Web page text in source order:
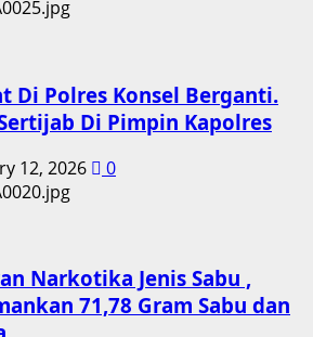
Di Polres Konsel Berganti.
Di Pimpin Kapolres
12, 2026 0
Narkotika Jenis Sabu ,
71,78 Gram Sabu dan